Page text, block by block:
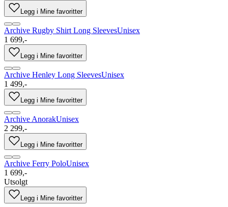
Legg i Mine favoritter
Archive Rugby Shirt Long SleevesUnisex
1 699,-
Legg i Mine favoritter
Archive Henley Long SleevesUnisex
1 499,-
Legg i Mine favoritter
Archive AnorakUnisex
2 299,-
Legg i Mine favoritter
Archive Ferry PoloUnisex
1 699,-
Utsolgt
Legg i Mine favoritter